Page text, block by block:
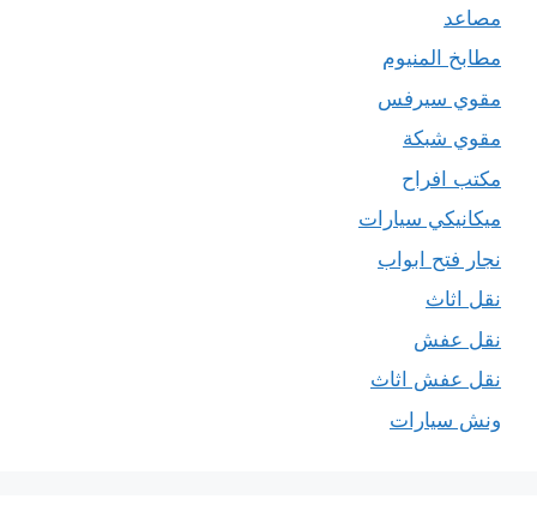
مصاعد
مطابخ المنيوم
مقوي سيرفس
مقوي شبكة
مكتب افراح
ميكانيكي سيارات
نجار فتح ابواب
نقل اثاث
نقل عفش
نقل عفش اثاث
ونش سيارات